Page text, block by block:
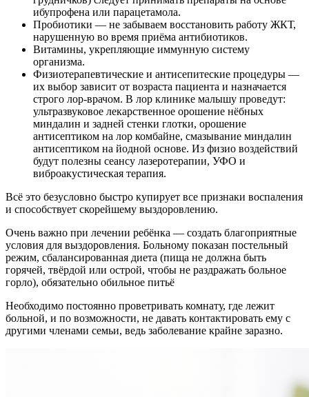
ибупрофена или парацетамола.
Пробиотики — не забываем восстановить работу ЖКТ,
нарушенную во время приёма антибиотиков.
Витамины, укрепляющие иммунную систему
организма.
Физиотерапевтические и антисепитеские процедуры —
их выбор зависит от возраста пациента и назначается
строго лор-врачом. В лор клинике малышу проведут:
ультразвуковое лекарственное орошение нёбных
миндалин и задней стенки глотки, орошение
антисептиком на лор комбайне, смазывание миндалин
антисептиком на йодной основе. Из физио воздействий
будут полезны сеансу лазеротерапии, УФО и
виброакустическая терапия.
Всё это безусловно быстро купирует все признаки воспаления
и способствует скорейшему выздоровлению.
Очень важно при лечении ребёнка — создать благоприятные
условия для выздоровления. Больному показан постельный
режим, сбалансированная диета (пища не должна быть
горячей, твёрдой или острой, чтобы не раздражать больное
горло), обязательно обильное питьё
Необходимо постоянно проветривать комнату, где лежит
больной, и по возможности, не давать контактировать ему с
другими членами семьи, ведь заболевание крайне заразно.